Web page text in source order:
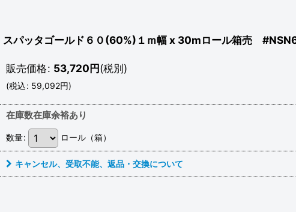
スパッタゴールド６０(60%)１ｍ幅 x 30mロール箱売
販売価格: 53,720円(税別)
(税込: 59,092円)
在庫数在庫余裕あり
数量: ロール（箱）
キャンセル、受取不能、返品・交換について